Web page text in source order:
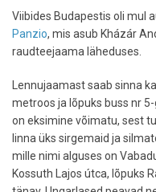
Viibides Budapestis oli mul
Panzio, mis asub Kházár
raudteejaama läheduses.
Lennujaamast saab sinna
metroos ja lõpuks buss nr
on eksimine võimatu, sest
linna üks sirgemaid ja
mille nimi alguses on
Kossuth Lajos útca, lõpuks